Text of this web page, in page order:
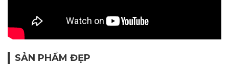
SẢN PHẨM ĐẸP